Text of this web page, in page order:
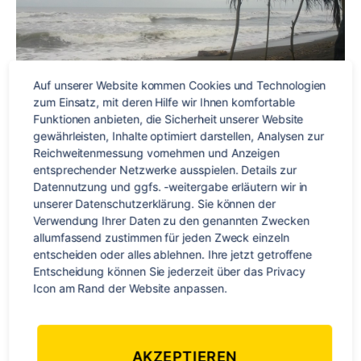
Extraportion
Schimmel
Das letzte angedachte Reiseland und die Nr. 9 meiner
großen grooooßen Weltreise ist das grüne, tropische,
vulkanbestückte, exotische, biodiverse und ich möchte
betonen: feuchte Costa Rica. Mein Aufenthalt in Costa Rica
gliedert sich in eine Woche Spanischlernen in San José und
Woche abschließendes Backpacken. Während meines
Auf unserer Website kommen Cookies und Technologien
zum Einsatz, mit deren Hilfe wir Ihnen komfortable
Funktionen anbieten, die Sicherheit unserer Website
gewährleisten, Inhalte optimiert darstellen, Analysen zur
Reichweitenmessung vornehmen und Anzeigen
entsprechender Netzwerke ausspielen. Details zur
Datennutzung und ggfs. -weitergabe erläutern wir in
unserer Datenschutzerklärung. Sie können der
Verwendung Ihrer Daten zu den genannten Zwecken
allumfassend zustimmen für jeden Zweck einzeln
entscheiden oder alles ablehnen. Ihre jetzt getroffene
Entscheidung können Sie jederzeit über das Privacy
Icon am Rand der Website anpassen.
AKZEPTIEREN